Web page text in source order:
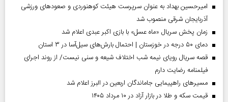
امیرحسین بهداد به عنوان سرپرست هیئت کوهنوردی و صعودهای ورزشی
آذربایجان شرقی منصوب شد
زمان پخش سریال «ماه عسل» با بازی اکبر عبدی اعلام شد
دمای ۵۰ درجه در خوزستان | احتمال بارش‌های سیل‌آسا در ۳ استان
قصه سریال رویای نیمه شب اختلاف شیعه و سنی نیست/ از روند اجرای
فیلمنامه رضایت دارم
مسیر‌های راهپیمایی جاماندگان اربعین در البرز اعلام شد
قیمت سکه و طلا در بازار آزاد در ۱۰ مرداد ۱۴۰۵